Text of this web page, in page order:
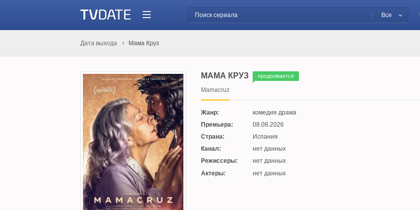
Все
Дата выхода Мама Круз
МАМА КРУЗ продолжается
Mamacruz
Жанр:
комедия драма
Премьера:
08.08.2026
Страна:
Испания
Канал:
нет данных
Режиссеры:
нет данных
Актеры:
нет данных